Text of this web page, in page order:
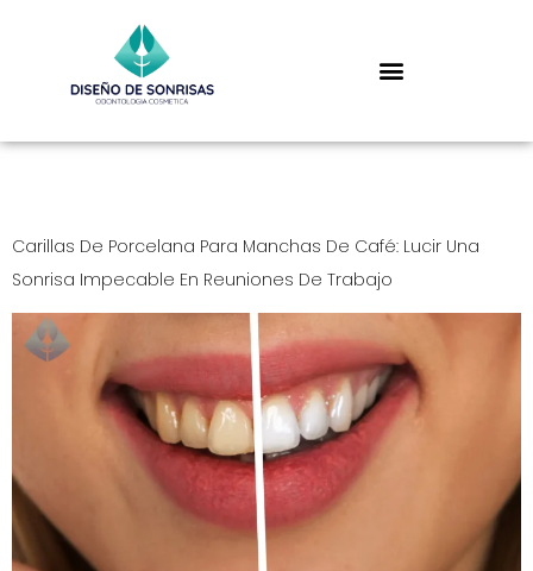
Carillas De Porcelana Para Manchas De Café: Lucir Una
Sonrisa Impecable En Reuniones De Trabajo